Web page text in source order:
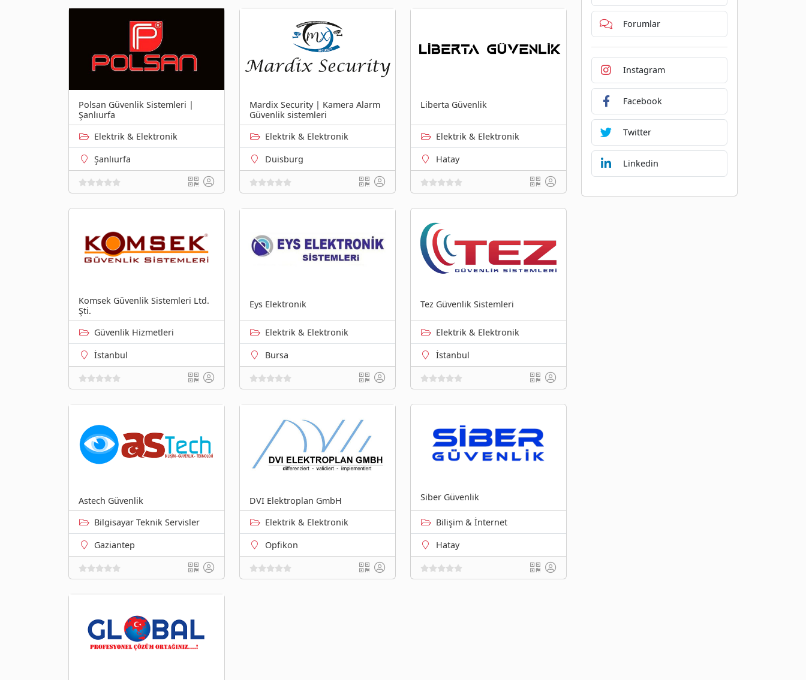
Polsan Güvenlik Sistemleri |
Şanlıurfa
Elektrik & Elektronik
Şanlıurfa
Mardix Security | Kamera Alarm
Güvenlik sistemleri
Elektrik & Elektronik
Duisburg
Liberta Güvenlik
Elektrik & Elektronik
Hatay
Komsek Güvenlik Sistemleri Ltd.
Şti.
Güvenlik Hizmetleri
İstanbul
Eys Elektronik
Elektrik & Elektronik
Bursa
Tez Güvenlik Sistemleri
Elektrik & Elektronik
İstanbul
Astech Güvenlik
Bilgisayar Teknik Servisler
Gaziantep
DVI Elektroplan GmbH
Elektrik & Elektronik
Opfikon
Siber Güvenlik
Bilişim & İnternet
Hatay
Forumlar
Instagram
Facebook
Twitter
Linkedin